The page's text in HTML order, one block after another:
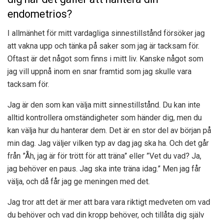
endometrios?
I allmänhet för mitt vardagliga sinnestillstånd försöker jag
att vakna upp och tänka på saker som jag är tacksam för.
Oftast är det något som finns i mitt liv. Kanske något som
jag vill uppnå inom en snar framtid som jag skulle vara
tacksam för.
Jag är den som kan välja mitt sinnestillstånd. Du kan inte
alltid kontrollera omständigheter som händer dig, men du
kan välja hur du hanterar dem. Det är en stor del av början på
min dag. Jag väljer vilken typ av dag jag ska ha. Och det går
från ”Åh, jag är för trött för att träna” eller ”Vet du vad? Ja,
jag behöver en paus. Jag ska inte träna idag.” Men jag får
välja, och då får jag ge meningen med det.
Jag tror att det är mer att bara vara riktigt medveten om vad
du behöver och vad din kropp behöver, och tillåta dig själv